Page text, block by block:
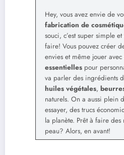
Hey, vous avez envie de
fabrication de
souci, c’est super simple
faire! Vous pouvez créer
envies et même jouer avec
essentielles pour
va parler des ingrédients
huiles végétales,
naturels. On a aussi plein
essayer, des trucs
la planète. Prêt à faire
peau? Alors, en avant!